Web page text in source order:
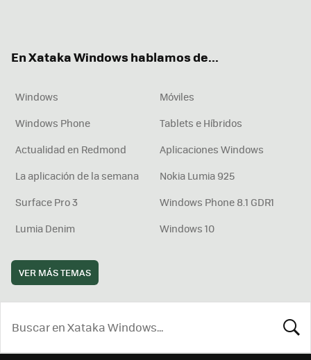
En Xataka Windows hablamos de...
Windows
Móviles
Windows Phone
Tablets e Híbridos
Actualidad en Redmond
Aplicaciones Windows
La aplicación de la semana
Nokia Lumia 925
Surface Pro 3
Windows Phone 8.1 GDR1
Lumia Denim
Windows 10
VER MÁS TEMAS